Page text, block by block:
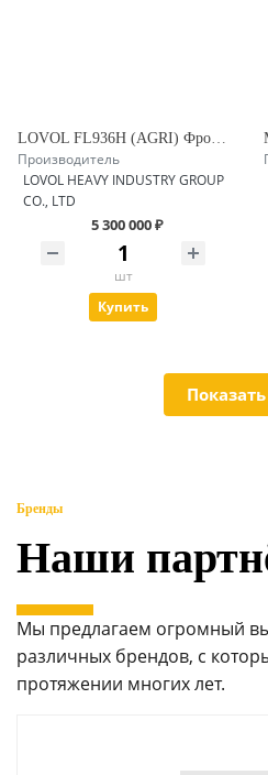
LOVOL FL936H (AGRI) Фронтальный погрузчик
Производитель
LOVOL HEAVY INDUSTRY GROUP
CO., LTD
5 300 000 ₽
шт
Купить
Бренды
Наши
Мы предлагаем огромный
различных брендов, с
протяжении многих лет.